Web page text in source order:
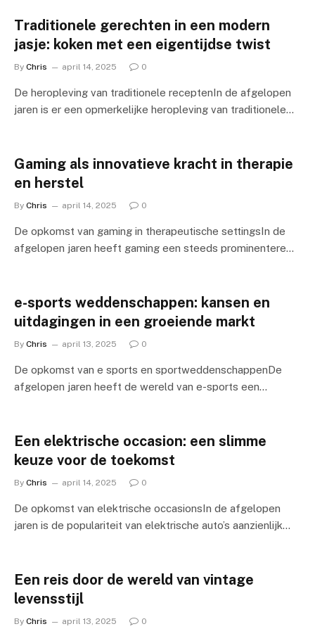
Traditionele gerechten in een modern
jasje: koken met een eigentijdse twist
By Chris april 14, 2025 0
De heropleving van traditionele receptenIn de afgelopen
jaren is er een opmerkelijke heropleving van traditionele…
Gaming als innovatieve kracht in therapie
en herstel
By Chris april 14, 2025 0
De opkomst van gaming in therapeutische settingsIn de
afgelopen jaren heeft gaming een steeds prominentere…
e-sports weddenschappen: kansen en
uitdagingen in een groeiende markt
By Chris april 13, 2025 0
De opkomst van e sports en sportweddenschappenDe
afgelopen jaren heeft de wereld van e-sports een…
Een elektrische occasion: een slimme
keuze voor de toekomst
By Chris april 14, 2025 0
De opkomst van elektrische occasionsIn de afgelopen
jaren is de populariteit van elektrische auto’s aanzienlijk…
Een reis door de wereld van vintage
levensstijl
By Chris april 13, 2025 0